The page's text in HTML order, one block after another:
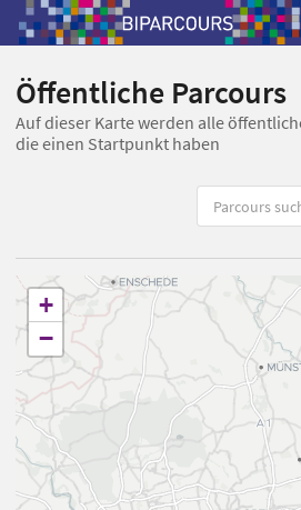
Öffentliche Parcours
Auf dieser Karte werden alle
die einen Startpunkt haben
+
−